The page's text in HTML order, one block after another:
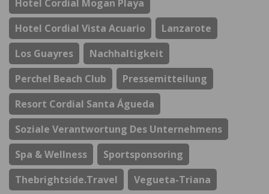
Hotel Cordial Mogan Playa
Hotel Cordial Vista Acuario
Lanzarote
Los Guayres
Nachhaltigkeit
Perchel Beach Club
Pressemitteilung
Resort Cordial Santa Águeda
Soziale Verantwortung Des Unternehmens
Spa & Wellness
Sportsponsoring
Thebrightside.travel
Vegueta-Triana